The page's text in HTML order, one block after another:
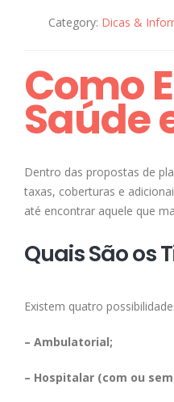
Category: Dicas &
Como
Saúde
Dentro das propostas de
taxas, coberturas e
até encontrar aquele que
Quais São os
Existem quatro
– Ambulatorial;
– Hospitalar (com ou